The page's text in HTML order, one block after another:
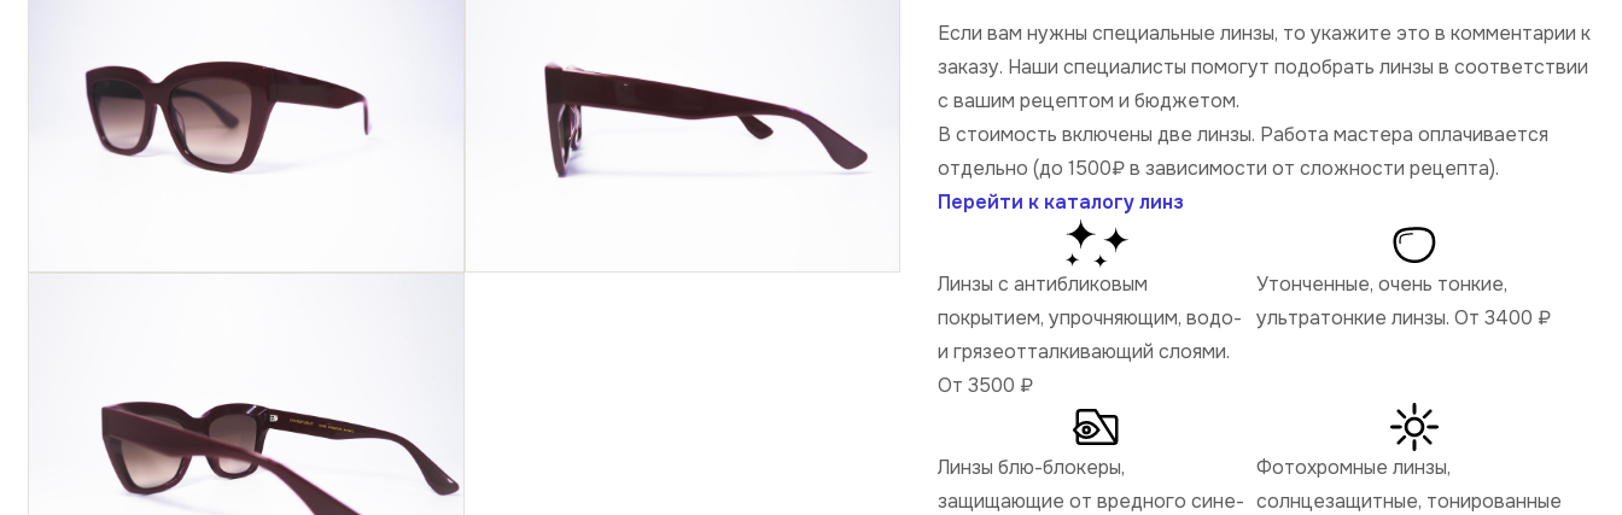
Если вам нужны специальные линзы, то укажите это в комментарии к
заказу. Наши специалисты помогут подобрать линзы в соответствии
с вашим рецептом и бюджетом.
В стоимость включены две линзы. Работа мастера оплачивается
отдельно (до 1500₽ в зависимости от сложности рецепта).
Перейти к каталогу линз
Линзы с антибликовым
покрытием, упрочняющим, водо-
и грязеотталкивающий слоями.
От 3500 ₽
Утонченные, очень тонкие,
ультратонкие линзы. От 3400 ₽
Линзы блю-блокеры,
защищающие от вредного сине-
Фотохромные линзы,
солнцезащитные, тонированные